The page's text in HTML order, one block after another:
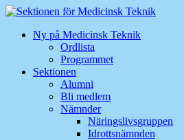
Hoppa
innehållNy på Medicinsk Teknik
Ordlista
Programmet
Sektionen
Alumni
Bli medlem
Nämnder
Näringslivsgruppen
Idrottsnämnden